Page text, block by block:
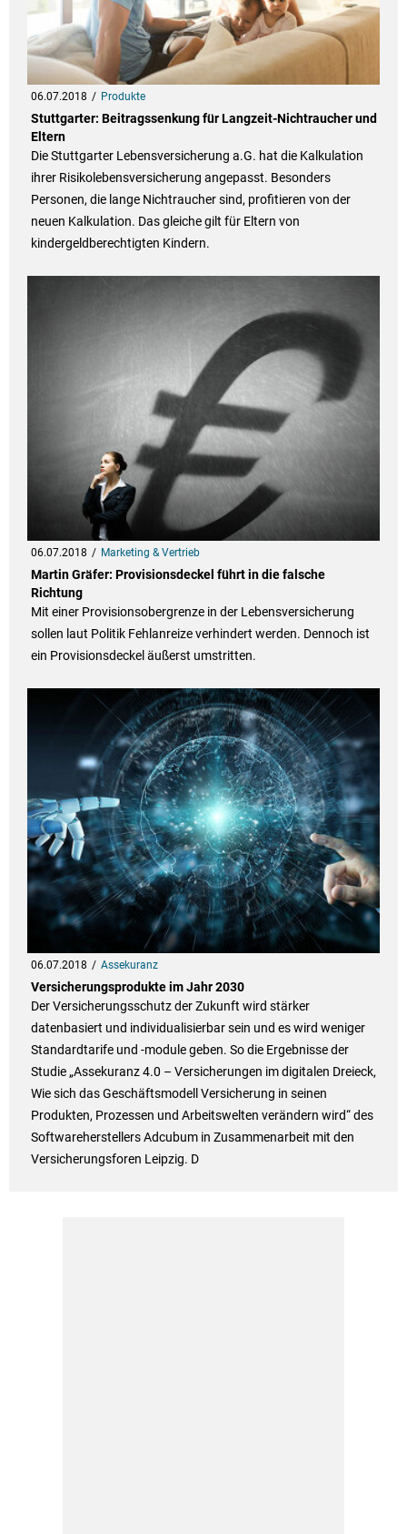
06.07.2018 Produkte
Stuttgarter: Beitragssenkung für Langzeit-Nichtraucher und
Eltern
Die Stuttgarter Lebensversicherung a.G. hat die Kalkulation
ihrer Risikolebensversicherung angepasst. Besonders
Personen, die lange Nichtraucher sind, profitieren von der
neuen Kalkulation. Das gleiche gilt für Eltern von
kindergeldberechtigten Kindern.
06.07.2018 Marketing & Vertrieb
Martin Gräfer: Provisionsdeckel führt in die falsche
Richtung
Mit einer Provisionsobergrenze in der Lebensversicherung
sollen laut Politik Fehlanreize verhindert werden. Dennoch ist
ein Provisionsdeckel äußerst umstritten.
06.07.2018 Assekuranz
Versicherungsprodukte im Jahr 2030
Der Versicherungsschutz der Zukunft wird stärker
datenbasiert und individualisierbar sein und es wird weniger
Standardtarife und -module geben. So die Ergebnisse der
Studie „Assekuranz 4.0 – Versicherungen im digitalen Dreieck,
Wie sich das Geschäftsmodell Versicherung in seinen
Produkten, Prozessen und Arbeitswelten verändern wird“ des
Softwareherstellers Adcubum in Zusammenarbeit mit den
Versicherungsforen Leipzig. D